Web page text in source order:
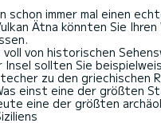
schon immer mal einen
Ätna könnten Sie Ihren
voll von historischen
Insel sollten Sie
zu den griechischen
einst eine der größten
eine der größten